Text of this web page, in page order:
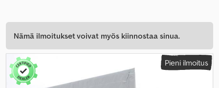
Nämä ilmoitukset voivat myös kiinnostaa sinua.
Pieni ilmoitus